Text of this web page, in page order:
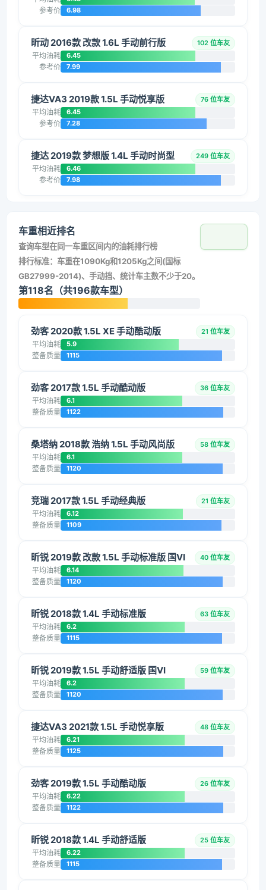
参考价 6.98
昕动 2016款 改款 1.6L 手动前行版 102 位车友
平均油耗 6.45
参考价 7.99
捷达VA3 2019款 1.5L 手动悦享版 76 位车友
平均油耗 6.45
参考价 7.28
捷达 2019款 梦想版 1.4L 手动时尚型 249 位车友
平均油耗 6.46
参考价 7.98
车重相近排名
查询车型在同一车重区间内的油耗排行榜
排行标准：车重在1090Kg和1205Kg之间(国标
GB27999-2014)、手动挡、统计车主数不少于20。
第118名（共196款车型）
劲客 2020款 1.5L XE 手动酷动版 21 位车友
平均油耗 5.9
整备质量 1115
劲客 2017款 1.5L 手动酷动版 36 位车友
平均油耗 6.1
整备质量 1122
桑塔纳 2018款 浩纳 1.5L 手动风尚版 58 位车友
平均油耗 6.1
整备质量 1120
竞瑞 2017款 1.5L 手动经典版 21 位车友
平均油耗 6.12
整备质量 1109
昕锐 2019款 改款 1.5L 手动标准版 国VI 40 位车友
平均油耗 6.14
整备质量 1120
昕锐 2018款 1.4L 手动标准版 63 位车友
平均油耗 6.2
整备质量 1115
昕锐 2019款 1.5L 手动舒适版 国VI 59 位车友
平均油耗 6.2
整备质量 1120
捷达VA3 2021款 1.5L 手动悦享版 48 位车友
平均油耗 6.21
整备质量 1125
劲客 2019款 1.5L 手动酷动版 26 位车友
平均油耗 6.22
整备质量 1122
昕锐 2018款 1.4L 手动舒适版 25 位车友
平均油耗 6.22
整备质量 1115